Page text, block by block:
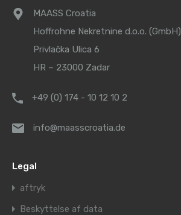
MAASS Croatia
Hoffrohne Nekretnine d.o.o. (GmbH)
Privlačka Ulica 6
HR – 23000 Zadar
+49 (0) 174 - 10 12 10 2
info@maasscroatia.de
Legal
aftryk
Beskyttelse af data